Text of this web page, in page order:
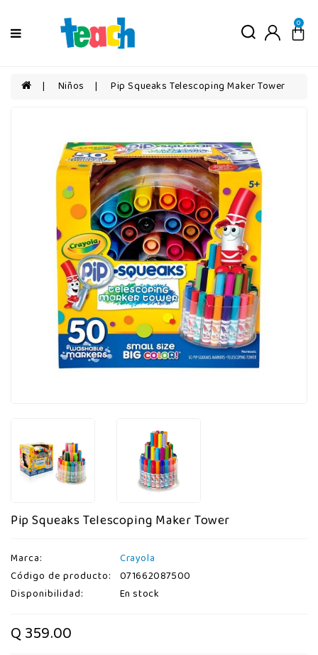
Niñas
categorías
0
Niños Pip Squeaks Telescoping Maker Tower
Pip Squeaks Telescoping Maker Tower
Marca:
Crayola
Código de producto:
071662087500
Disponibilidad:
En stock
Q 359.00